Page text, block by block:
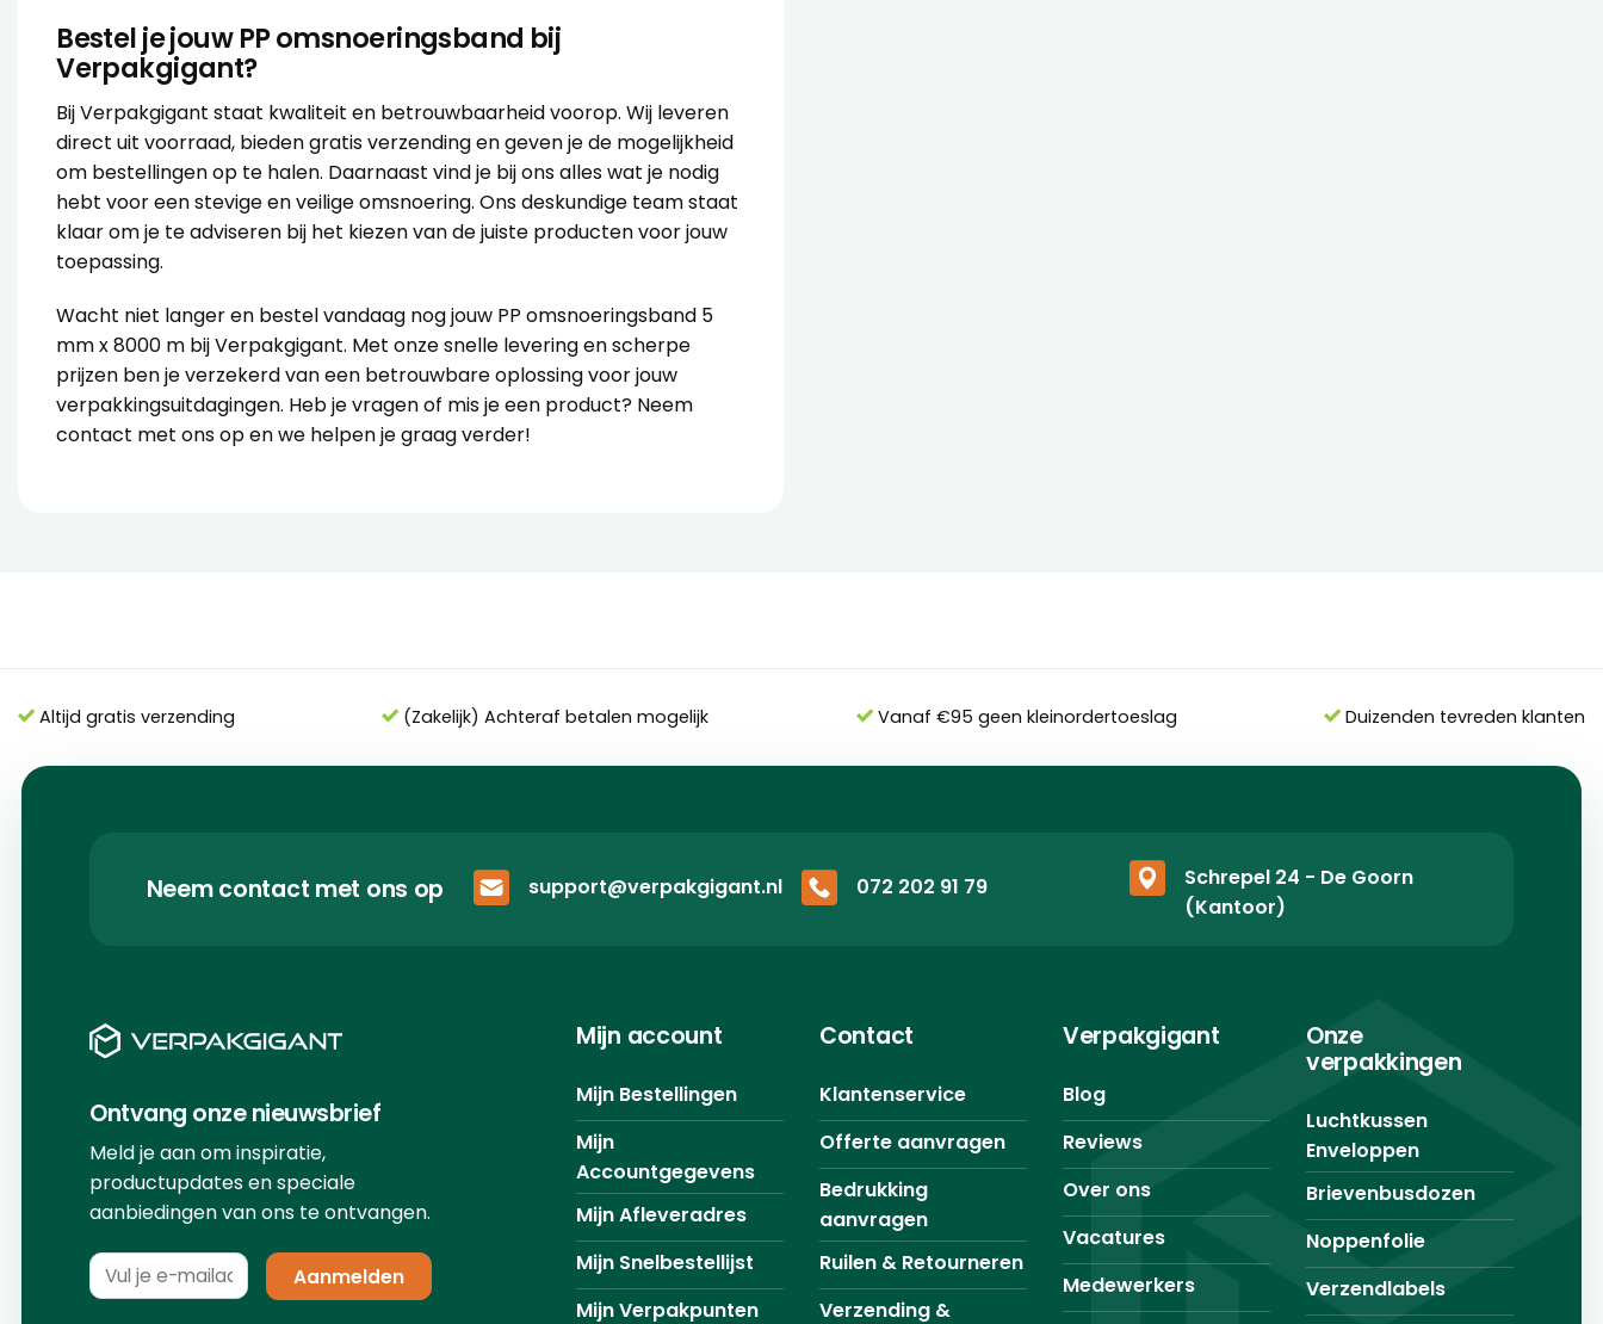
Bestel je jouw PP omsnoeringsband bij
Verpakgigant?
Bij Verpakgigant staat kwaliteit en betrouwbaarheid voorop. Wij leveren
direct uit voorraad, bieden gratis verzending en geven je de mogelijkheid
om bestellingen op te halen. Daarnaast vind je bij ons alles wat je nodig
hebt voor een stevige en veilige omsnoering. Ons deskundige team staat
klaar om je te adviseren bij het kiezen van de juiste producten voor jouw
toepassing.
Wacht niet langer en bestel vandaag nog jouw PP omsnoeringsband 5
mm x 8000 m bij Verpakgigant. Met onze snelle levering en scherpe
prijzen ben je verzekerd van een betrouwbare oplossing voor jouw
verpakkingsuitdagingen. Heb je vragen of mis je een product? Neem
contact met ons op en we helpen je graag verder!
Altijd gratis verzending (Zakelijk) Achteraf betalen mogelijk Vanaf €95 geen kleinordertoeslag Duizenden tevreden klanten
Neem contact met ons op support@verpakgigant.nl 072 202 91 79
Schrepel 24 - De Goorn
(Kantoor)
Ontvang onze nieuwsbrief
Meld je aan om inspiratie,
productupdates en speciale
aanbiedingen van ons te ontvangen.
Mijn account
Mijn Bestellingen
Mijn
Accountgegevens
Mijn Afleveradres
Mijn Snelbestellijst
Mijn Verpakpunten
Contact
Klantenservice
Offerte aanvragen
Bedrukking
aanvragen
Ruilen & Retourneren
Verzending &
Verpakgigant
Blog
Reviews
Over ons
Vacatures
Medewerkers
Onze
verpakkingen
Luchtkussen
Enveloppen
Brievenbusdozen
Noppenfolie
Verzendlabels